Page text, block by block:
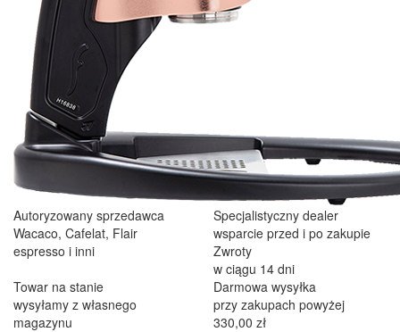
Autoryzowany sprzedawca
Wacaco, Cafelat, Flair
espresso i inni
Specjalistyczny dealer
wsparcie przed i po zakupie
Zwroty
w ciągu 14 dni
Towar na stanie
wysyłamy z własnego
magazynu
Darmowa wysyłka
przy zakupach powyżej
330,00 zł